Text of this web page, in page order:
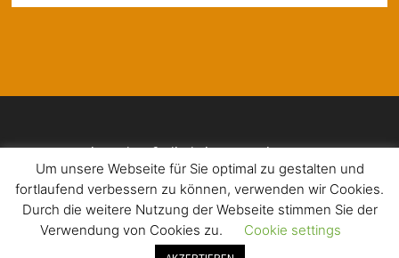
Impressum | Barrierefreiheit | Datenschutz
Copyright © 2026 Christophorus-Schule Düren. Mit Stolz
Um unsere Webseite für Sie optimal zu gestalten und
fortlaufend verbessern zu können, verwenden wir Cookies.
Durch die weitere Nutzung der Webseite stimmen Sie der
Verwendung von Cookies zu.
Cookie settings